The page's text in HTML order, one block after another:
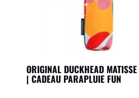
ORIGINAL DUCKHEAD MATISSE
| CADEAU PARAPLUIE FUN